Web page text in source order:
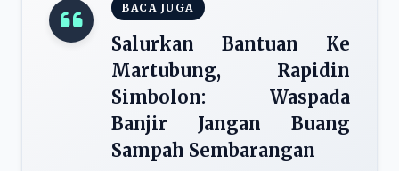
BACA JUGA
Salurkan Bantuan Ke
Martubung, Rapidin
Simbolon: Waspada
Banjir Jangan Buang
Sampah Sembarangan